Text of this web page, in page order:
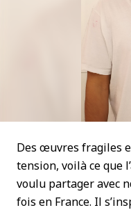
Des œuvres fragiles
tension, voilà ce que
voulu partager avec
fois en France. Il